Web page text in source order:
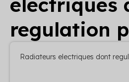
regulation
Radiateurs electriques dont